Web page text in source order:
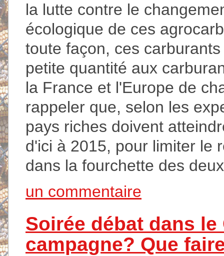
la lutte contre le
écologique de ces
toute façon, ces
petite quantité aux
la France et l'Europe de
rappeler que, selon les
pays riches doivent
d'ici à 2015, pour limiter le
dans la fourchette des
un commentaire
Soirée débat dans
campagne? Que